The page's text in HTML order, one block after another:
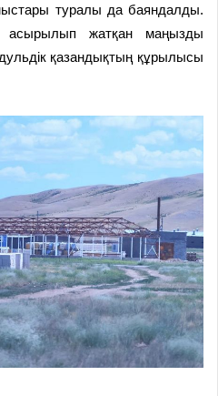
туралы да баяндалды.
асырылып жатқан маңызды
қазандықтың құрылысы